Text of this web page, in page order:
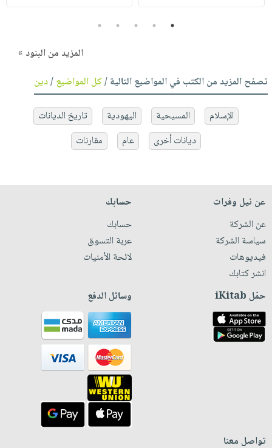
1
2
3
4
5
المزيد من البنود »
تصفح المزيد من الكتب في المواضيع التالية /كل المواضيع/دين
الإسلام المسيحية اليهودية
تاريخ الديانات
ديانات أخرى
عام مقارنات
عن نيل وفرات
عن الشركة
سياسة الشركة
فيديوهات
انشر كتابك
حسابك
حسابك
عربة التسوق
لائحة الأمنيات
حمّل iKitab وسائل الدفع
تواصل معنا